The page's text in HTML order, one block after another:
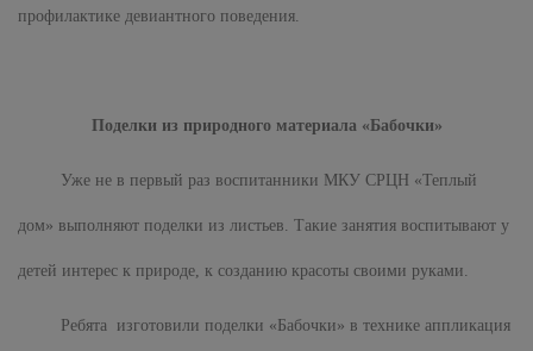
профилактике девиантного поведения.
Поделки из природного материала «Бабочки»
Уже не в первый раз воспитанники МКУ СРЦН «Теплый
дом» выполняют поделки из листьев. Такие занятия воспитывают у
детей интерес к природе, к созданию красоты своими руками.
Ребята изготовили поделки «Бабочки» в технике аппликация